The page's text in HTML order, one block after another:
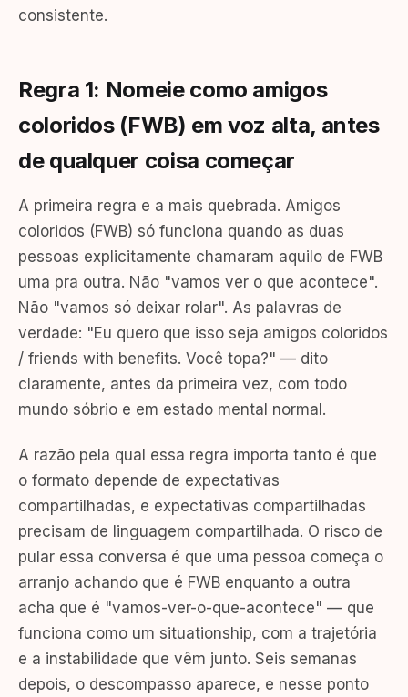
consistente.
Regra 1: Nomeie como amigos
coloridos (FWB) em voz alta, antes
de qualquer coisa começar
A primeira regra e a mais quebrada. Amigos
coloridos (FWB) só funciona quando as duas
pessoas explicitamente chamaram aquilo de FWB
uma pra outra. Não "vamos ver o que acontece".
Não "vamos só deixar rolar". As palavras de
verdade: "Eu quero que isso seja amigos coloridos
/ friends with benefits. Você topa?" — dito
claramente, antes da primeira vez, com todo
mundo sóbrio e em estado mental normal.
A razão pela qual essa regra importa tanto é que
o formato depende de expectativas
compartilhadas, e expectativas compartilhadas
precisam de linguagem compartilhada. O risco de
pular essa conversa é que uma pessoa começa o
arranjo achando que é FWB enquanto a outra
acha que é "vamos-ver-o-que-acontece" — que
funciona como um situationship, com a trajetória
e a instabilidade que vêm junto. Seis semanas
depois, o descompasso aparece, e nesse ponto